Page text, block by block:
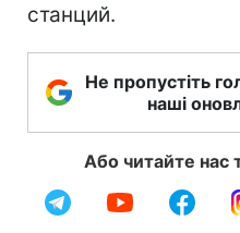
станций.
Не пропустіть
наші
Або читайте нас